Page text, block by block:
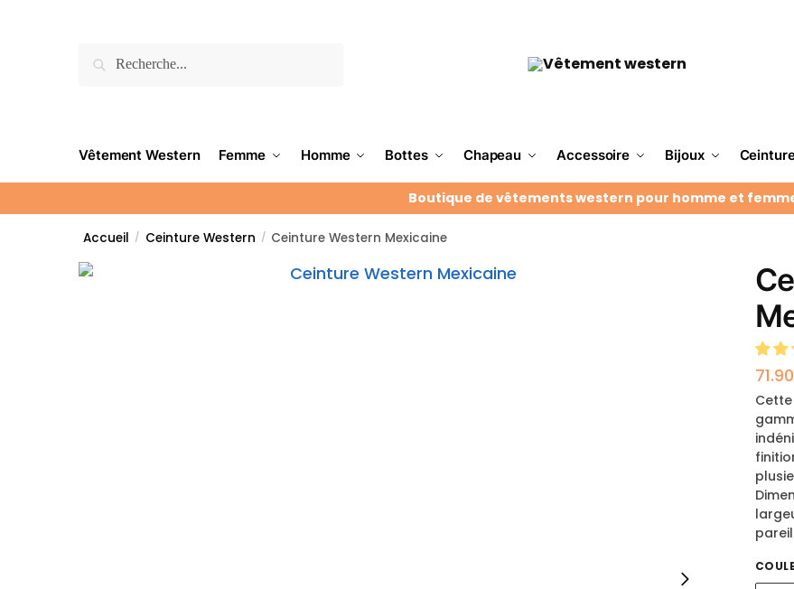
Vêtement Western Femme Homme Bottes Chapeau Accessoire Bijoux
Boutique de vêtements western pour homme et
Accueil / Ceinture Western / Ceinture Western Mexicaine
71.90
Cette